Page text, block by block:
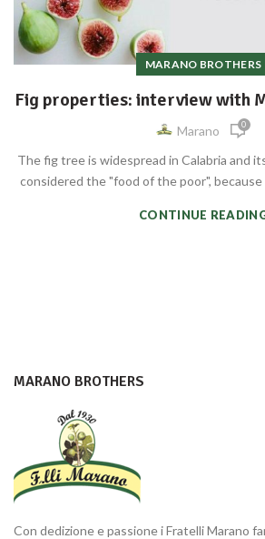
MARANO BROTHERS
Fig properties: interview with
Marano 0
The fig tree is widespread in Calabria and
considered the "food of the poor", because
CONTINUE
MARANO BROTHERS
Con dedizione e passione i Fratelli Marano